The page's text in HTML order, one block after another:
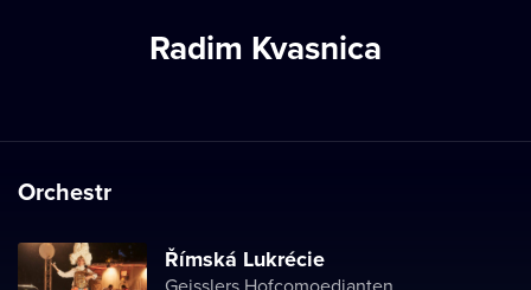
Radim Kvasnica
Orchestr
Římská Lukrécie